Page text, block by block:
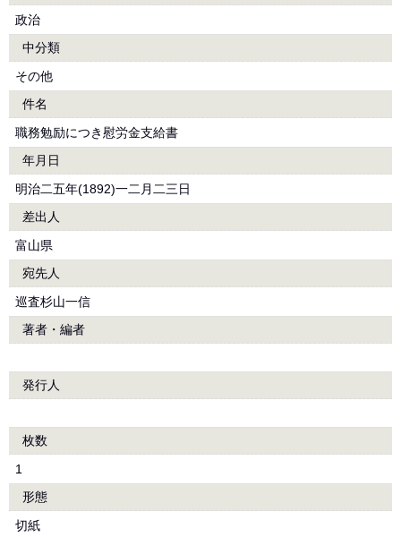
政治
中分類
その他
件名
職務勉励につき慰労金支給書
年月日
明治二五年(1892)一二月二三日
差出人
富山県
宛先人
巡査杉山一信
著者・編者
発行人
枚数
1
形態
切紙